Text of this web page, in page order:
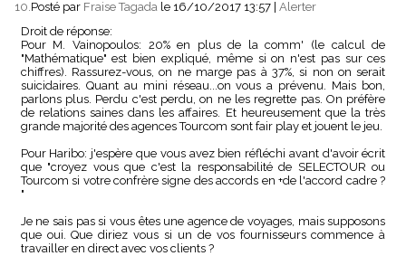
10. Posté par Fraise Tagada le 16/10/2017 13:57 Alerter
Droit de réponse:
Pour M. Vainopoulos: 20% en plus de la comm' (le calcul de
"Mathématique" est bien expliqué, même si on n'est pas sur ces
chiffres). Rassurez-vous, on ne marge pas à 37%, si non on serait
suicidaires. Quant au mini réseau...on vous a prévenu. Mais bon,
parlons plus. Perdu c'est perdu, on ne les regrette pas. On préfère
de relations saines dans les affaires. Et heureusement que la très
grande majorité des agences Tourcom sont fair play et jouent le jeu.
Pour Haribo: j'espère que vous avez bien réfléchi avant d'avoir écrit
que "croyez vous que c'est la responsabilité de SELECTOUR ou
Tourcom si votre confrère signe des accords en +de l'accord cadre ?
"
Je ne sais pas si vous êtes une agence de voyages, mais supposons
que oui. Que diriez vous si un de vos fournisseurs commence à
travailler en direct avec vos clients ?